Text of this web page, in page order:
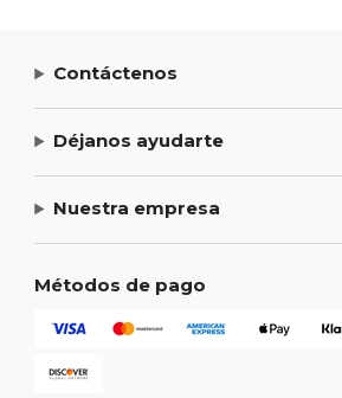
Contáctenos
Déjanos ayudarte
Nuestra empresa
Métodos de pago